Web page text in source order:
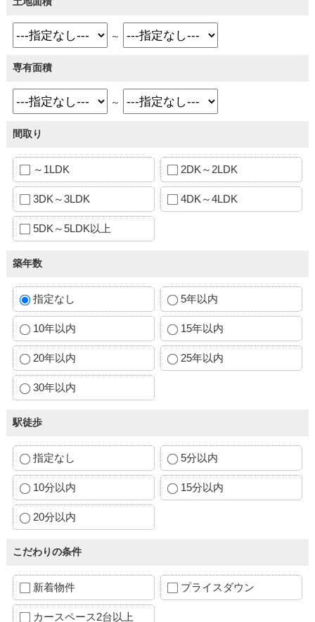
～
専有面積
～
間取り
～1LDK 2DK～2LDK
3DK～3LDK 4DK～4LDK
5DK～5LDK以上
築年数
指定なし 5年以内
10年以内 15年以内
20年以内 25年以内
30年以内
駅徒歩
指定なし 5分以内
10分以内 15分以内
20分以内
こだわりの条件
新着物件 プライスダウン
カースペース2台以上